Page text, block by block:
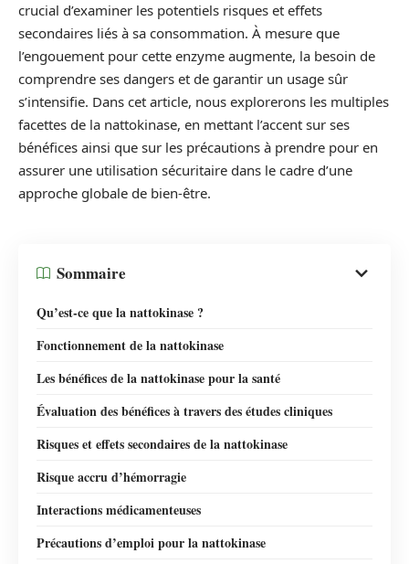
crucial d’examiner les potentiels risques et effets
secondaires liés à sa consommation. À mesure que
l’engouement pour cette enzyme augmente, la besoin de
comprendre ses dangers et de garantir un usage sûr
s’intensifie. Dans cet article, nous explorerons les multiples
facettes de la nattokinase, en mettant l’accent sur ses
bénéfices ainsi que sur les précautions à prendre pour en
assurer une utilisation sécuritaire dans le cadre d’une
approche globale de bien-être.
Sommaire
Qu’est-ce que la nattokinase ?
Fonctionnement de la nattokinase
Les bénéfices de la nattokinase pour la santé
Évaluation des bénéfices à travers des études cliniques
Risques et effets secondaires de la nattokinase
Risque accru d’hémorragie
Interactions médicamenteuses
Précautions d’emploi pour la nattokinase